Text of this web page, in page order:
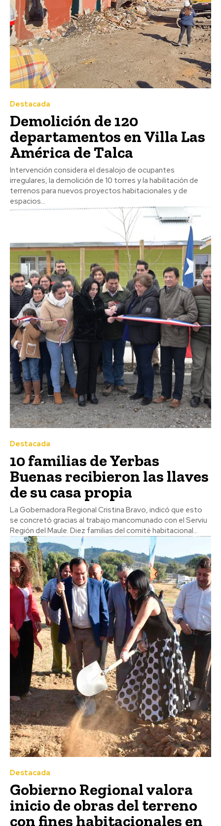
Destacada
Demolición de 120
departamentos en Villa Las
América de Talca
Intervención considera el desalojo de ocupantes
irregulares, la demolición de 10 torres y la habilitación de
terrenos para nuevos proyectos habitacionales y de
espacios...
Destacada
10 familias de Yerbas
Buenas recibieron las llaves
de su casa propia
La Gobernadora Regional Cristina Bravo, indicó que esto
se concretó gracias al trabajo mancomunado con el Serviu
Región del Maule. Diez familias del comité habitacional...
Destacada
Gobierno Regional valora
inicio de obras del terreno
con fines habitacionales en